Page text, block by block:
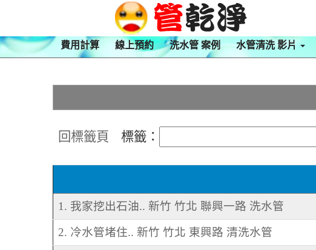
費用計算 線上預約 洗水管 案例 水管清洗 影片
回標籤頁 標籤：
1. 我家挖出石油.. 新竹 竹北 聯興一路 洗水管
2. 冷水管堵住.. 新竹 竹北 東興路 清洗水管